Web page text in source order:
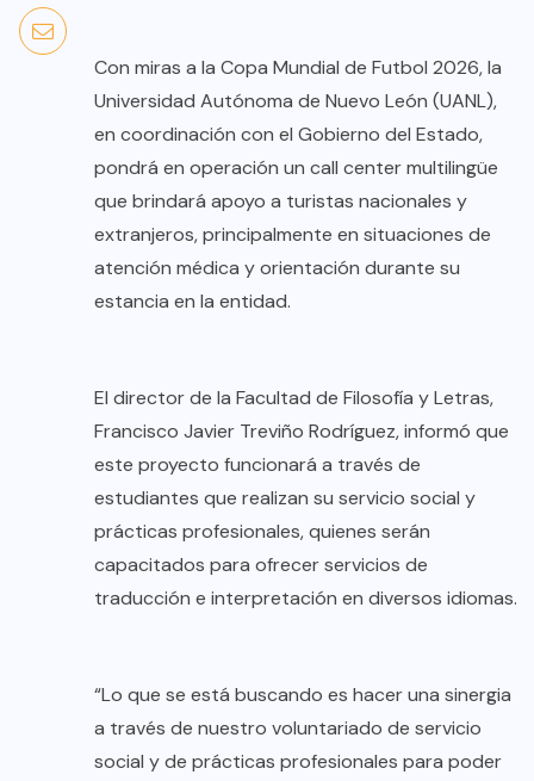
Con miras a la Copa Mundial de Futbol 2026, la
Universidad Autónoma de Nuevo León (UANL),
en coordinación con el Gobierno del Estado,
pondrá en operación un call center multilingüe
que brindará apoyo a turistas nacionales y
extranjeros, principalmente en situaciones de
atención médica y orientación durante su
estancia en la entidad.
El director de la Facultad de Filosofía y Letras,
Francisco Javier Treviño Rodríguez, informó que
este proyecto funcionará a través de
estudiantes que realizan su servicio social y
prácticas profesionales, quienes serán
capacitados para ofrecer servicios de
traducción e interpretación en diversos idiomas.
“Lo que se está buscando es hacer una sinergia
a través de nuestro voluntariado de servicio
social y de prácticas profesionales para poder